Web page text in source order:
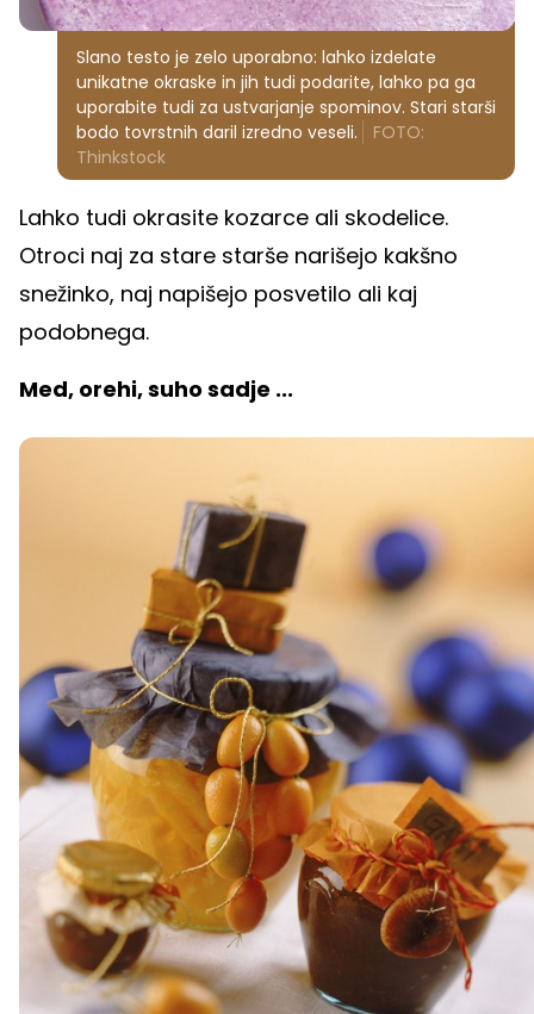
Slano testo je zelo uporabno: lahko izdelate
unikatne okraske in jih tudi podarite, lahko pa ga
uporabite tudi za ustvarjanje spominov. Stari starši
bodo tovrstnih daril izredno veseli.
FOTO:
Thinkstock
Lahko tudi okrasite kozarce ali skodelice.
Otroci naj za stare starše narišejo kakšno
snežinko, naj napišejo posvetilo ali kaj
podobnega.
Med, orehi, suho sadje ...